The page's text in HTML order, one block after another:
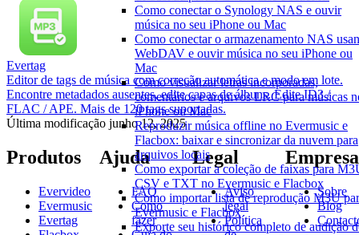
Como conectar o Synology NAS e ouvir
música no seu iPhone ou Mac
Como conectar o armazenamento NAS
WebDAV e ouvir música no seu iPhone ou
Mac
Como visualizar letras incorporadas,
comentários e arquivos LRC para músicas
iPhone ou Mac
Reproduzir música offline no Evermusic e
Flacbox: baixar e sincronizar da nuvem para
arquivos locais
Como exportar a coleção de faixas para
CSV e TXT no Evermusic e Flacbox
Como importar lista de reprodução M3U
Evermusic e Flacbox
Exporte seu histórico completo de audição
Evertag
Editor de tags de música com correção automática e modo em lote.
Encontre metadados ausentes, edite capas de álbuns. Edite ID3 /
FLAC / APE. Mais de 120 tags suportadas.
Última modificação junho 12, 2025
Produtos
Evervideo
Evermusic
Evertag
Ajuda
FAQ
Como
fazer
Legal
Aviso
legal
Política
Empresa
Sobre
Blog